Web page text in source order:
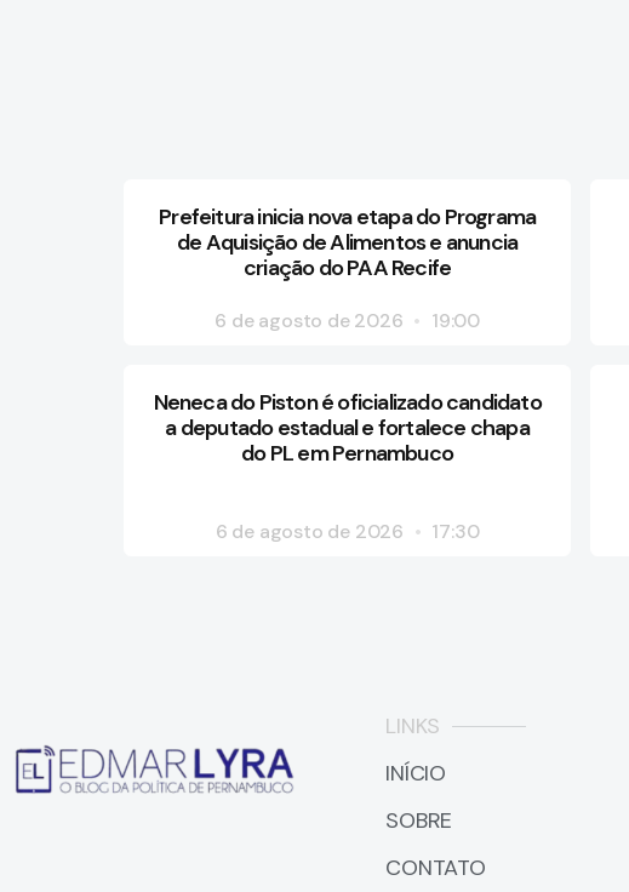
Prefeitura inicia nova etapa do Programa
de Aquisição de Alimentos e anuncia
criação do PAA Recife
6 de agosto de 2026 19:00
Neneca do Piston é oficializado candidato
a deputado estadual e fortalece chapa
do PL em Pernambuco
6 de agosto de 2026 17:30
LINKS
INÍCIO
SOBRE
CONTATO